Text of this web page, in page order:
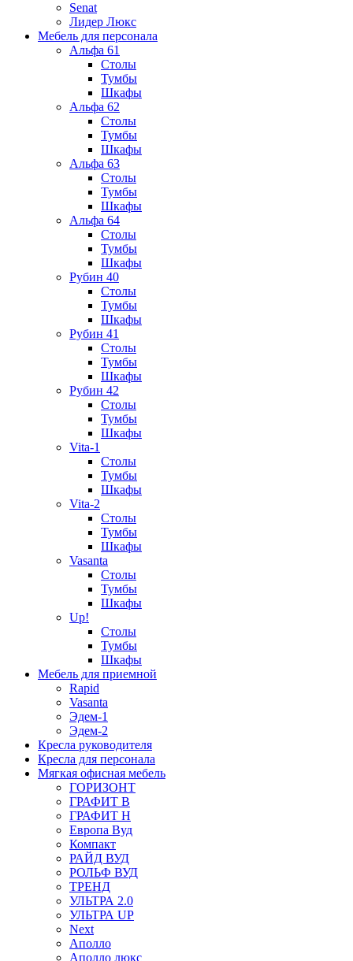
Senat
Лидер Люкс
Мебель для персонала
Альфа 61
Столы
Тумбы
Шкафы
Альфа 62
Столы
Тумбы
Шкафы
Альфа 63
Столы
Тумбы
Шкафы
Альфа 64
Столы
Тумбы
Шкафы
Рубин 40
Столы
Тумбы
Шкафы
Рубин 41
Столы
Тумбы
Шкафы
Рубин 42
Столы
Тумбы
Шкафы
Vita-1
Столы
Тумбы
Шкафы
Vita-2
Столы
Тумбы
Шкафы
Vasanta
Столы
Тумбы
Шкафы
Up!
Столы
Тумбы
Шкафы
Мебель для приемной
Rapid
Vasanta
Эдем-1
Эдем-2
Кресла руководителя
Кресла для персонала
Мягкая офисная мебель
ГОРИЗОНТ
ГРАФИТ В
ГРАФИТ Н
Европа Вуд
Компакт
РАЙД ВУД
РОЛЬФ ВУД
ТРЕНД
УЛЬТРА 2.0
УЛЬТРА UP
Next
Аполло
Аполло люкс